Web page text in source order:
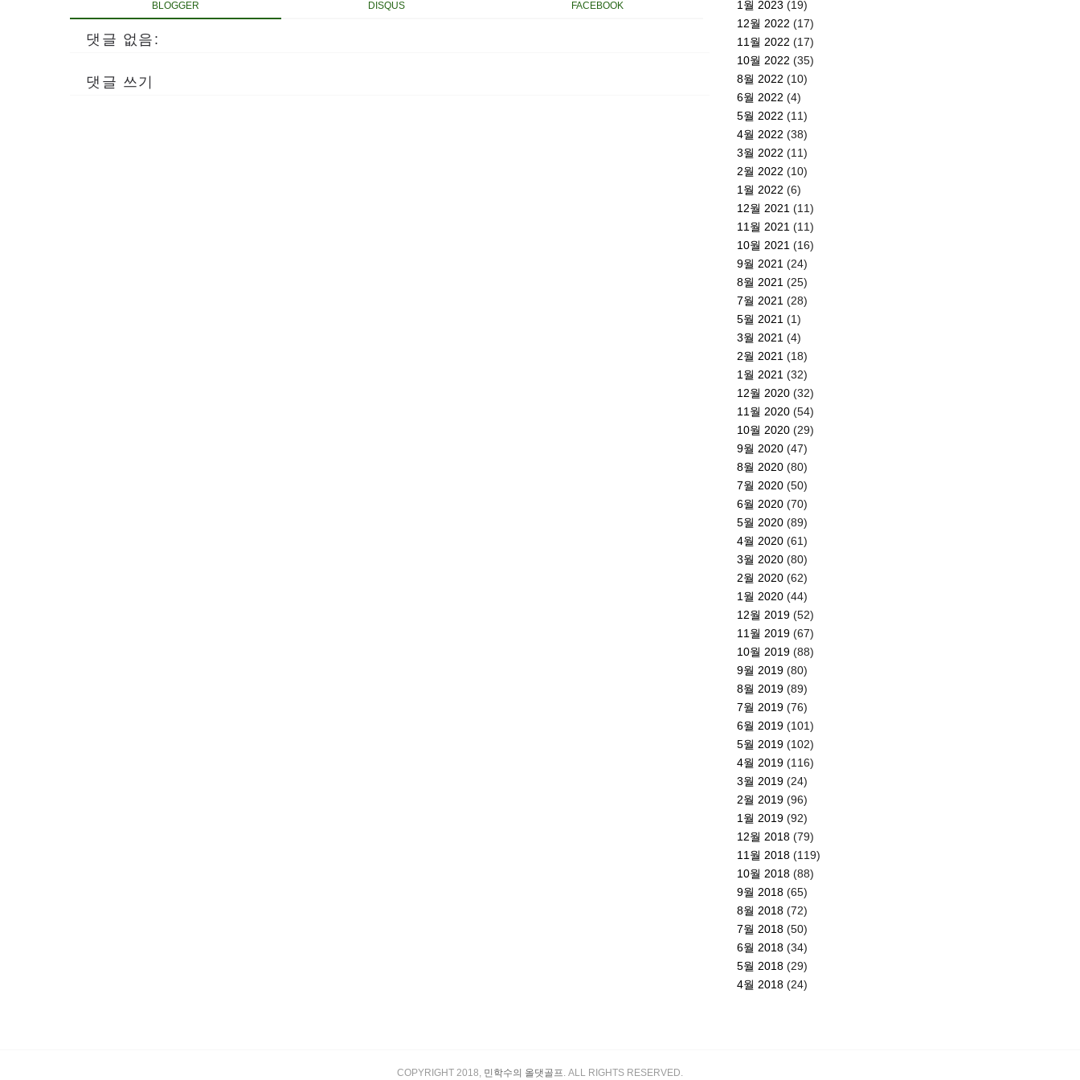
BLOGGER DISQUS FACEBOOK
댓글 없음:
댓글 쓰기
1월 2023 (19)
12월 2022 (17)
11월 2022 (17)
10월 2022 (35)
8월 2022 (10)
6월 2022 (4)
5월 2022 (11)
4월 2022 (38)
3월 2022 (11)
2월 2022 (10)
1월 2022 (6)
12월 2021 (11)
11월 2021 (11)
10월 2021 (16)
9월 2021 (24)
8월 2021 (25)
7월 2021 (28)
5월 2021 (1)
3월 2021 (4)
2월 2021 (18)
1월 2021 (32)
12월 2020 (32)
11월 2020 (54)
10월 2020 (29)
9월 2020 (47)
8월 2020 (80)
7월 2020 (50)
6월 2020 (70)
5월 2020 (89)
4월 2020 (61)
3월 2020 (80)
2월 2020 (62)
1월 2020 (44)
12월 2019 (52)
11월 2019 (67)
10월 2019 (88)
9월 2019 (80)
8월 2019 (89)
7월 2019 (76)
6월 2019 (101)
5월 2019 (102)
4월 2019 (116)
3월 2019 (24)
2월 2019 (96)
1월 2019 (92)
12월 2018 (79)
11월 2018 (119)
10월 2018 (88)
9월 2018 (65)
8월 2018 (72)
7월 2018 (50)
6월 2018 (34)
5월 2018 (29)
4월 2018 (24)
COPYRIGHT 2018, 민학수의 올댓골프. ALL RIGHTS RESERVED.